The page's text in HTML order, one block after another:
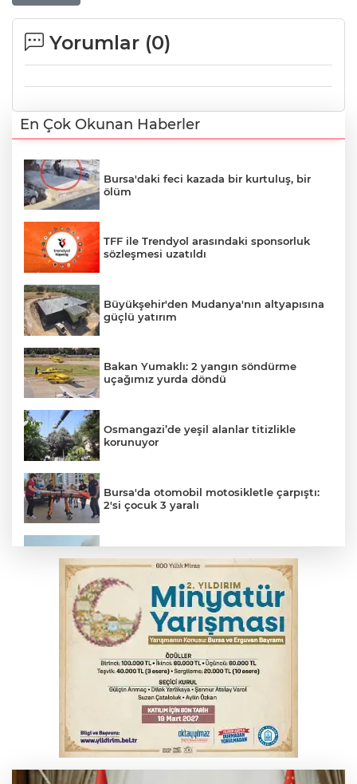
Yorumlar (0)
En Çok Okunan Haberler
Bursa'daki feci kazada bir kurtuluş, bir
ölüm
TFF ile Trendyol arasındaki sponsorluk
sözleşmesi uzatıldı
Büyükşehir'den Mudanya'nın altyapısına
güçlü yatırım
Bakan Yumaklı: 2 yangın söndürme
uçağımız yurda döndü
Osmangazi’de yeşil alanlar titizlikle
korunuyor
Bursa'da otomobil motosikletle çarpıştı:
2'si çocuk 3 yaralı
Bursa'da tavuk çiftliğinde yangın
Benzine dev indirim! Pompaya fiyatlarına
yansıyacak mı?
Bursa'da alkollü sürücü mahalleyi savaş
alanına çevirdi
Serbest piyasada altın fiyatları...